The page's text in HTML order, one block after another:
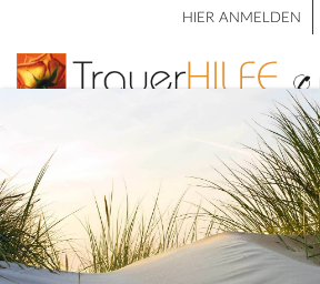
HIER ANMELDEN